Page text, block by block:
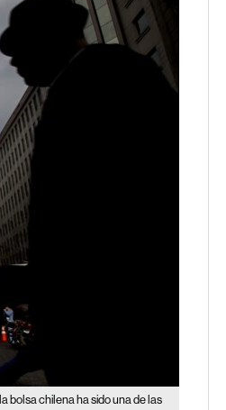
bolsa chilena ha sido una de las